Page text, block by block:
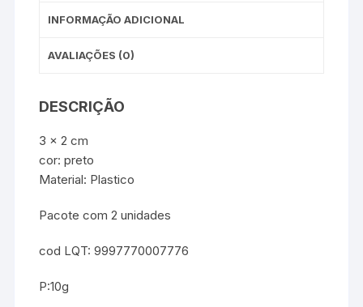
INFORMAÇÃO ADICIONAL
AVALIAÇÕES (0)
DESCRIÇÃO
3 x 2 cm
cor: preto
Material: Plastico
Pacote com 2 unidades
cod LQT: 9997770007776
P:10g